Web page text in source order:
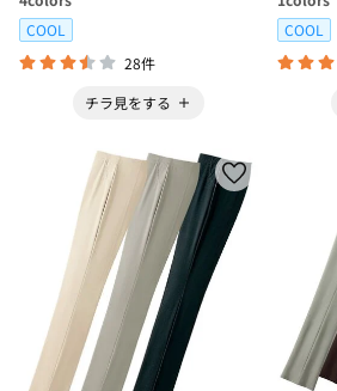
COOL
28件
チラ見をする
COOL